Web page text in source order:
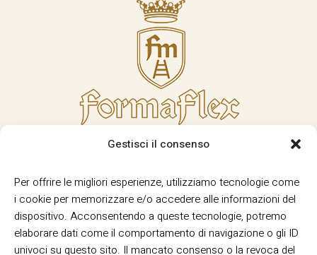
Gestisci il consenso
Per offrire le migliori esperienze, utilizziamo tecnologie come
i cookie per memorizzare e/o accedere alle informazioni del
dispositivo. Acconsentendo a queste tecnologie, potremo
elaborare dati come il comportamento di navigazione o gli ID
univoci su questo sito. Il mancato consenso o la revoca del